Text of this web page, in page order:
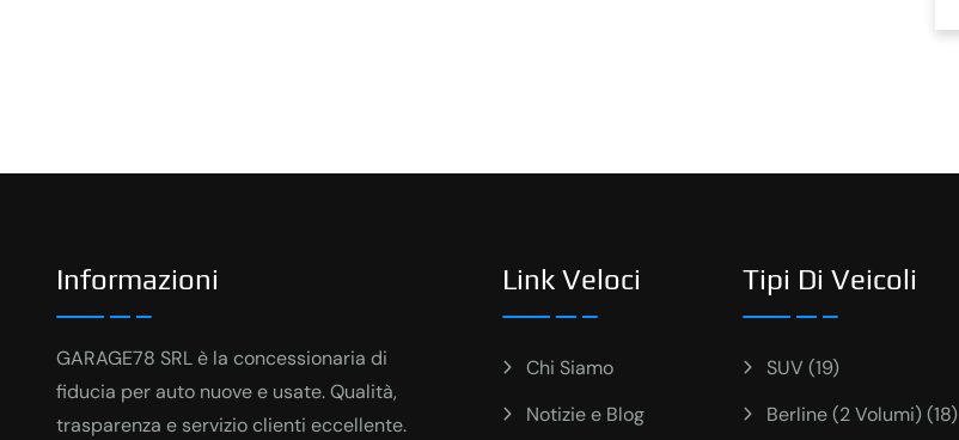
Informazioni
GARAGE78 SRL è la concessionaria di
fiducia per auto nuove e usate. Qualità,
trasparenza e servizio clienti eccellente.
Link Veloci
Chi Siamo
Notizie e Blog
Tipi Di Veicoli
SUV (19)
Berline (2 Volumi) (18)